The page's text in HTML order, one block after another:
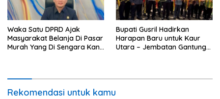
Waka Satu DPRD Ajak
Masyarakat Belanja Di Pasar
Murah Yang Di Sengara Kan
Bupati Gusril Hadirkan
Harapan Baru untuk Kaur
Utara – Jembatan Gantung
Rekomendasi untuk kamu